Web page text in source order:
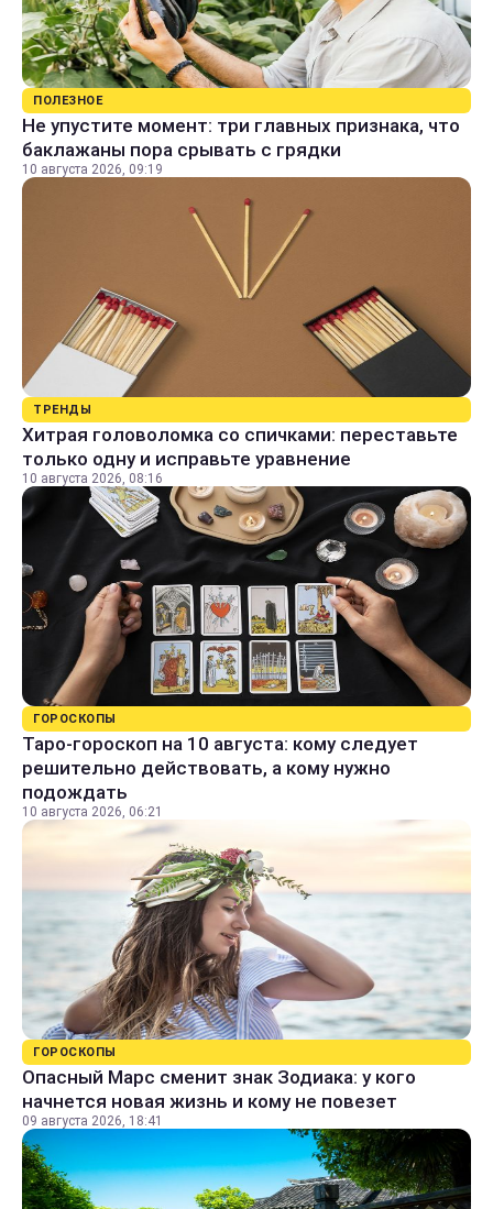
ПОЛЕЗНОЕ
Не упустите момент: три главных признака, что
баклажаны пора срывать с грядки
10 августа 2026, 09:19
ТРЕНДЫ
Хитрая головоломка со спичками: переставьте
только одну и исправьте уравнение
10 августа 2026, 08:16
ГОРОСКОПЫ
Таро-гороскоп на 10 августа: кому следует
решительно действовать, а кому нужно
подождать
10 августа 2026, 06:21
ГОРОСКОПЫ
Опасный Марс сменит знак Зодиака: у кого
начнется новая жизнь и кому не повезет
09 августа 2026, 18:41